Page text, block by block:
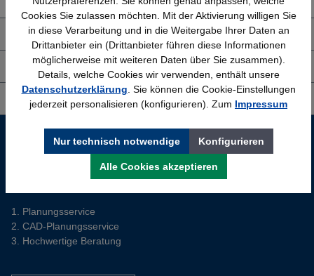
Über uns
Shop Service
Informationen
Service-Hotline
Planungsservice
CAD-Planungsservice
Hochwertige Beratung
Cookies Sie zulassen möchten. Mit der Aktivierung willigen Sie
in diese Verarbeitung und in die Weitergabe Ihrer Daten an
Drittanbieter ein (Drittanbieter führen diese Informationen
möglicherweise mit weiteren Daten über Sie zusammen).
Details, welche Cookies wir verwenden, enthält unsere
Datenschutzerklärung . Sie können die Cookie-Einstellungen
jederzeit personalisieren (konfigurieren). Zum Impressum
Nur technisch notwendige Konfigurieren
Alle Cookies akzeptieren